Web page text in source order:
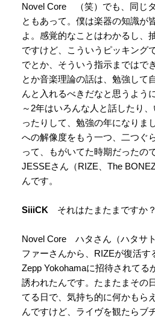
Novel Core （笑）でも、同じ
ともあって。僕は楽器の知識が
よ。感覚的なことはわかるし、
ですけど、こういうピッキング
でとか、そういう指示まではで
とか音楽理論の話は、勉強して
んと入れるべきだなと思うよう
～2年はいろんな人と話したり
ったりして、勉強の年になりま
への解像度をもう一つ、二つぐ
って、もがいてた時期だったの
JESSEさん（RIZE、The
んです。
SiiiCK それはたまたまですか？
Novel Core ハタさん（ハタサ
ファーさんから、RIZEが復活す
Zepp Yokohamaに招待されてる
誘われたんです。たまたまその
てる日で、気持ち的に何かもら
んですけど、ライヴを観たらブ